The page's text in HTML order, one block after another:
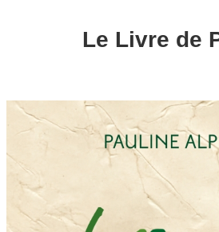
Le Livre de